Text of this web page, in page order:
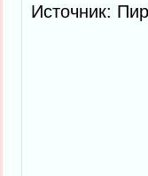
Источник: